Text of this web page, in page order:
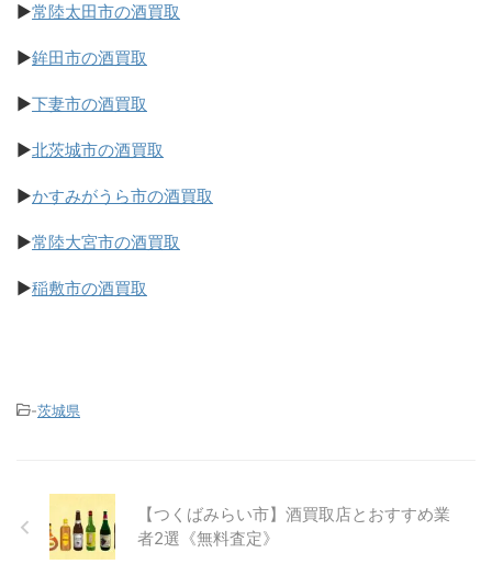
▶常陸太田市の酒買取
▶鉾田市の酒買取
▶下妻市の酒買取
▶北茨城市の酒買取
▶かすみがうら市の酒買取
▶常陸大宮市の酒買取
▶稲敷市の酒買取
-茨城県
【つくばみらい市】酒買取店とおすすめ業
者2選《無料査定》